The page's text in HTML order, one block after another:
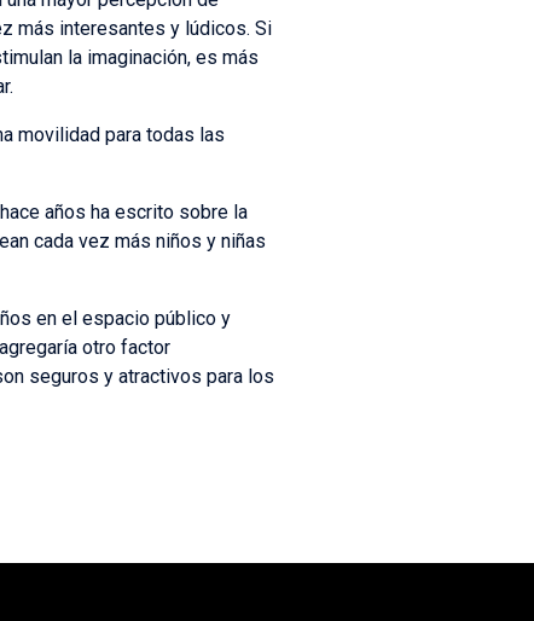
más interesantes y lúdicos. Si
la imaginación, es más
movilidad para todas las
años ha escrito sobre la
cada vez más niños y niñas
en el espacio público y
otro factor
seguros y atractivos para los